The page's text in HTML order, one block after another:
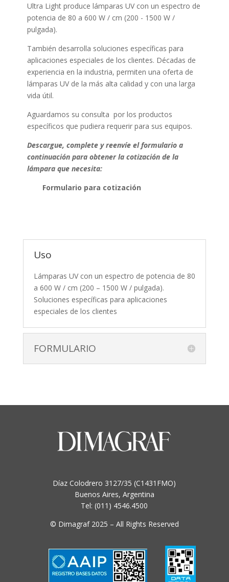
Ultra Light produce lámparas UV con un espectro de
potencia de 80 a 600 W / cm (200 - 1500 W /
pulgada).
También desarrolla soluciones específicas para
aplicaciones especiales de los clientes. Décadas de
experiencia en la industria, permiten una oferta de
lámparas UV de la más alta calidad y con una larga
vida útil.
Aguardamos su consulta por los productos
específicos que pudiera requerir para sus equipos.
Descargue, complete y reenvíe el formulario a
continuación para obtener la cotización de la
lámpara que necesita:
Formulario para cotización
Uso
Lámparas UV con un espectro de potencia de 80
a 600 W / cm (200 – 1500 W / pulgada).
Soluciones específicas para aplicaciones
especiales de los clientes
FORMULARIO
Díaz Colodrero 3127/35 (C1431FMO)
Buenos Aires, Argentina
Tel: (011) 4546.4500
© Dimagraf 2025 – All Rights Reserved